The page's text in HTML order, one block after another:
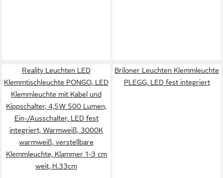
Reality Leuchten LED
Klemmtischleuchte PONGO, LED
Klemmleuchte mit Kabel und
Kippschalter, 4,5W 500 Lumen,
Ein-/Ausschalter, LED fest
integriert, Warmweiß, 3000K
warmweiß, verstellbare
Klemmleuchte, Klammer 1-3 cm
weit, H.33cm
Briloner Leuchten Klemmleuchte
PLEGG, LED fest integriert